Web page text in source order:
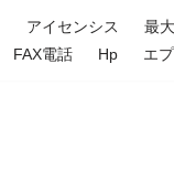
アイセンシス 最
FAX電話 Hp エ